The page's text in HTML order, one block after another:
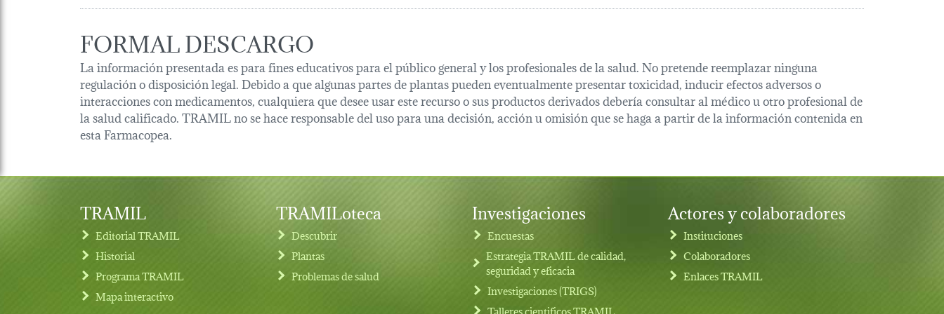
FORMAL DESCARGO
La información presentada es para fines educativos para el público general y los profesionales de la salud. No pretende reemplazar ninguna
regulación o disposición legal. Debido a que algunas partes de plantas pueden eventualmente presentar toxicidad, inducir efectos adversos o
interacciones con medicamentos, cualquiera que desee usar este recurso o sus productos derivados debería consultar al médico u otro profesional de
la salud calificado. TRAMIL no se hace responsable del uso para una decisión, acción u omisión que se haga a partir de la información contenida en
esta Farmacopea.
Footer menu
TRAMIL
Editorial TRAMIL
Historial
Programa TRAMIL
Mapa interactivo
TRAMILoteca
Descubrir
Plantas
Problemas de salud
Investigaciones
Encuestas
Estrategia TRAMIL de calidad,
seguridad y eficacia
Investigaciones (TRIGS)
Talleres cientificos TRAMIL
Actores y colaboradores
Instituciones
Colaboradores
Enlaces TRAMIL